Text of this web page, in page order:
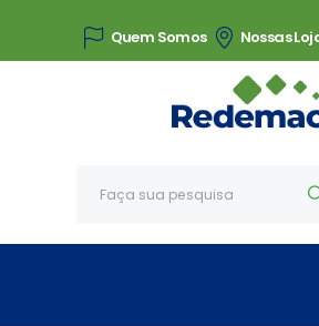
Quem Somos Nossas